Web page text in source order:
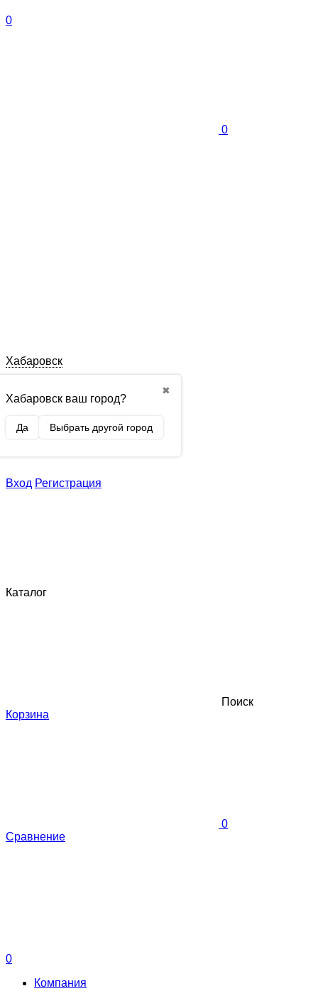
0
0
Хабаровск
✖
Хабаровск ваш город?
Да Выбрать другой город
Вход Регистрация
Каталог
Поиск
Корзина
0
Сравнение
0
Компания